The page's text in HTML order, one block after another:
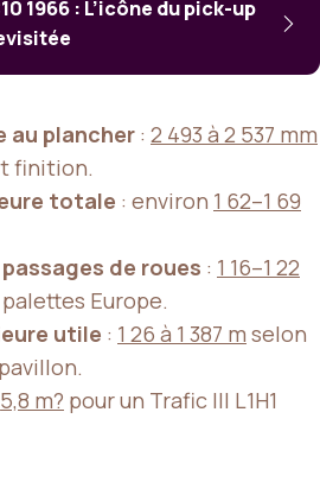
1966 : L’icône du pick-up
au plancher : 2 493 à 2 537 mm
finition.
totale : environ 1 62–1 69
de roues : 1 16–1 22
Europe.
utile : 1 26 à 1 387 m selon
5,8 m? pour un Trafic III L1H1